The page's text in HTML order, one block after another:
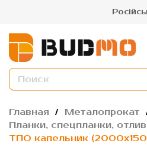
Главная
Металопрокат
Планки, спецпланки,
ТПО капельник